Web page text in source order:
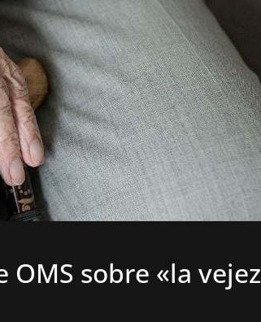
sobre «la vejez